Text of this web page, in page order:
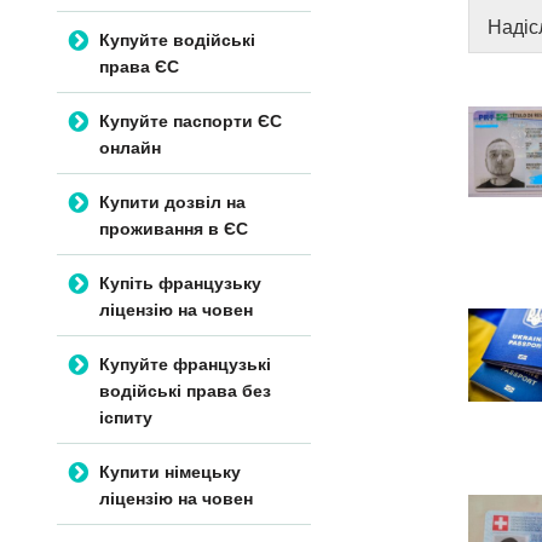
Купуйте водійські
права ЄС
Купуйте паспорти ЄС
онлайн
Купити дозвіл на
проживання в ЄС
Купіть французьку
ліцензію на човен
Купуйте французькі
водійські права без
іспиту
Купити німецьку
ліцензію на човен